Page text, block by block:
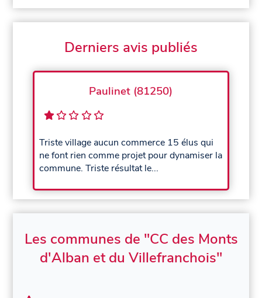
Derniers avis publiés
Paulinet (81250)
Triste village aucun commerce 15 élus qui
ne font rien comme projet pour dynamiser la
commune. Triste résultat le...
Les communes de "CC des Monts
d'Alban et du Villefranchois"